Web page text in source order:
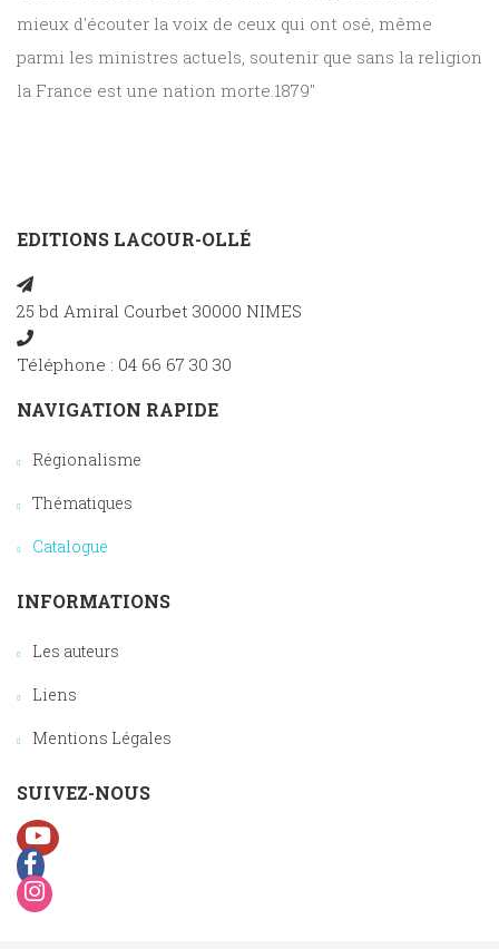
mieux d'écouter la voix de ceux qui ont osé, même
parmi les ministres actuels, soutenir que sans la religion
la France est une nation morte.1879"
EDITIONS LACOUR-OLLÉ
25 bd Amiral Courbet 30000 NIMES
Téléphone : 04 66 67 30 30
NAVIGATION RAPIDE
Régionalisme
Thématiques
Catalogue
INFORMATIONS
Les auteurs
Liens
Mentions Légales
SUIVEZ-NOUS